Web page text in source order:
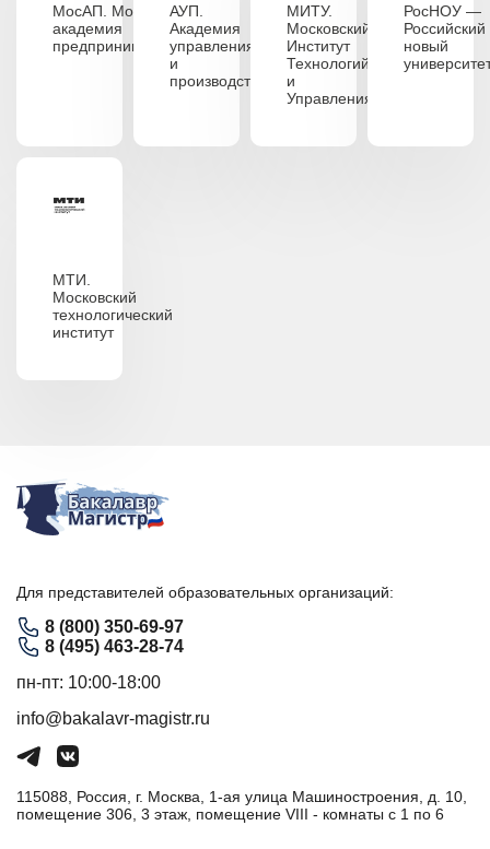
МосАП. Московская
академия
предпринимательства
АУП.
Академия
управления
и
производства
МИТУ.
Московский
Институт
Технологий
и
Управления
РосНОУ —
Российский
новый
МТИ.
Московский
технологический
институт
Для представителей образовательных организаций:
8 (800) 350-69-97
8 (495) 463-28-74
пн-пт: 10:00-18:00
info@bakalavr-magistr.ru
115088, Россия, г. Москва, 1-ая улица Машиностроения, д. 10,
помещение 306, 3 этаж, помещение VIII - комнаты с 1 по 6